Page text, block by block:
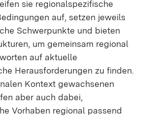
sie regionalspezifische
auf, setzen jeweils
Schwerpunkte und bieten
um gemeinsam regional
auf aktuelle
Herausforderungen zu finden.
Kontext gewachsenen
aber auch dabei,
Vorhaben regional passend